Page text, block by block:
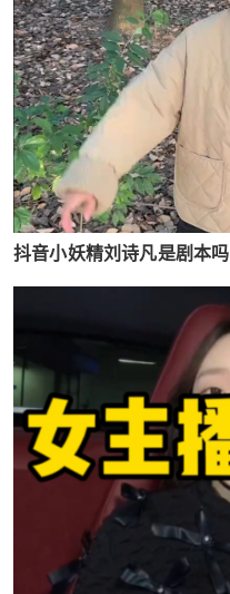
抖音小妖精刘诗凡是剧本吗